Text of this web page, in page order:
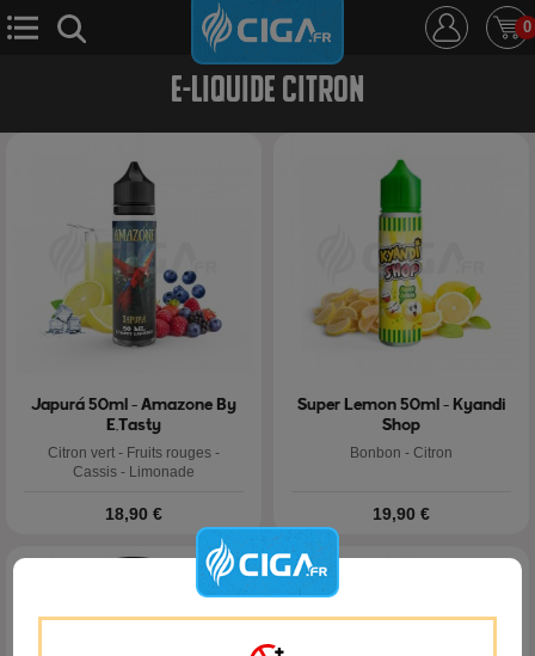
0
E-Liquide
D.i.y Le Mixologue
Cbd Nouveautés
Ciga +
E-LIQUIDE CITRON
Japurá 50ml - Amazone By
E.Tasty
Citron vert - Fruits rouges -
Cassis - Limonade
Prix
18,90 €
Super Lemon 50ml - Kyandi
Shop
Bonbon - Citron
Prix
19,90 €